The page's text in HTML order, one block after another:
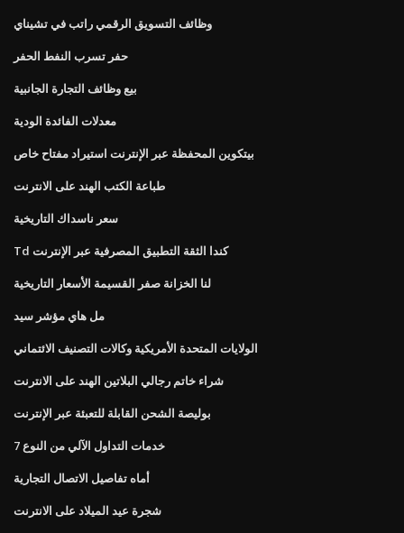
وظائف التسويق الرقمي راتب في تشيناي
حفر تسرب النفط الحفر
بيع وظائف التجارة الجانبية
معدلات الفائدة الودية
بيتكوين المحفظة عبر الإنترنت استيراد مفتاح خاص
طباعة الكتب الهند على الانترنت
سعر ناسداك التاريخية
Td كندا الثقة التطبيق المصرفية عبر الإنترنت
لنا الخزانة صفر القسيمة الأسعار التاريخية
مل هاي مؤشر سيد
الولايات المتحدة الأمريكية وكالات التصنيف الائتماني
شراء خاتم رجالي البلاتين الهند على الانترنت
بوليصة الشحن القابلة للتعبئة عبر الإنترنت
خدمات التداول الآلي من النوع 7
أماه تفاصيل الاتصال التجارية
شجرة عيد الميلاد على الانترنت